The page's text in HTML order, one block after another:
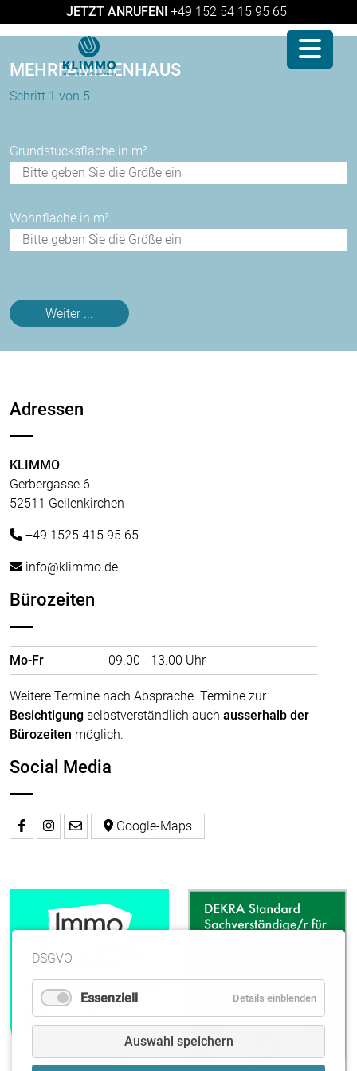
JETZT ANRUFEN! +49 152 54 15 95 65
MEHRFAMILIENHAUS
Schritt 1 von 5
Grundstücksfläche in m²
Wohnfläche in m²
Weiter ...
Adressen
KLIMMO
Gerbergasse 6
52511 Geilenkirchen
+49 1525 415 95 65
info@klimmo.de
Bürozeiten
Mo-Fr 09.00 - 13.00 Uhr
Weitere Termine nach Absprache. Termine zur
Besichtigung selbstverständlich auch ausserhalb der
Bürozeiten möglich.
Social Media
Google-Maps
DSGVO
Essenziell Details einblenden
Auswahl speichern